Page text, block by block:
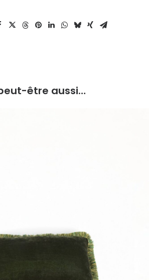
être aussi…